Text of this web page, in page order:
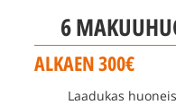
6
ALKAEN 300€
Laadukas